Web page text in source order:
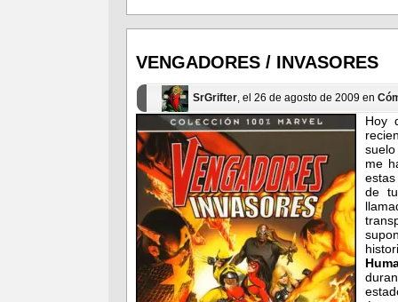
en
(Se
en
una
nueva)
en
(Se
en
una
nueva)
VENGADORES / INVASORES
SrGrifter, el 26 de agosto de 2009 en
Hoy
me
de